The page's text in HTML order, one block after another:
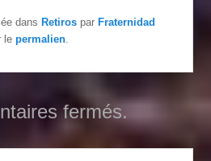
dans Retiros par Fraternidad
lepermalien
fermés.